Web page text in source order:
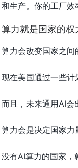
和生产。你的工厂效
算力就是国家的权
算力会改变国家之间
现在美国通过一些计
而且，未来通用AI会
算力会是决定国家力
没有AI算力的国家，